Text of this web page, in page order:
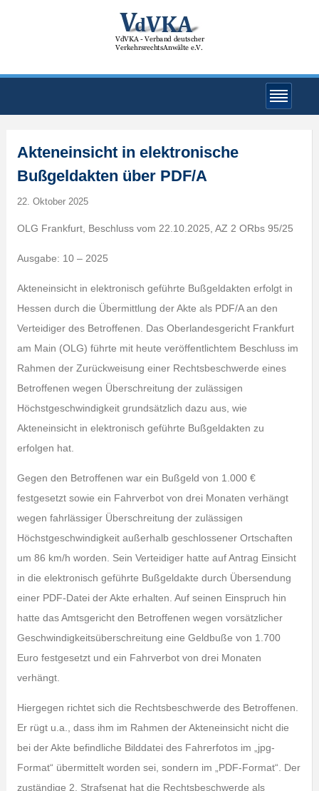
Akteneinsicht in elektronische
Bußgeldakten über PDF/A
22. Oktober 2025
OLG Frankfurt, Beschluss vom 22.10.2025, AZ 2 ORbs 95/25
Ausgabe: 10 – 2025
Akteneinsicht in elektronisch geführte Bußgeldakten erfolgt in
Hessen durch die Übermittlung der Akte als PDF/A an den
Verteidiger des Betroffenen. Das Oberlandesgericht Frankfurt
am Main (OLG) führte mit heute veröffentlichtem Beschluss im
Rahmen der Zurückweisung einer Rechtsbeschwerde eines
Betroffenen wegen Überschreitung der zulässigen
Höchstgeschwindigkeit grundsätzlich dazu aus, wie
Akteneinsicht in elektronisch geführte Bußgeldakten zu
erfolgen hat.
Gegen den Betroffenen war ein Bußgeld von 1.000 €
festgesetzt sowie ein Fahrverbot von drei Monaten verhängt
wegen fahrlässiger Überschreitung der zulässigen
Höchstgeschwindigkeit außerhalb geschlossener Ortschaften
um 86 km/h worden. Sein Verteidiger hatte auf Antrag Einsicht
in die elektronisch geführte Bußgeldakte durch Übersendung
einer PDF-Datei der Akte erhalten. Auf seinen Einspruch hin
hatte das Amtsgericht den Betroffenen wegen vorsätzlicher
Geschwindigkeitsüberschreitung eine Geldbuße von 1.700
Euro festgesetzt und ein Fahrverbot von drei Monaten
verhängt.
Hiergegen richtet sich die Rechtsbeschwerde des Betroffenen.
Er rügt u.a., dass ihm im Rahmen der Akteneinsicht nicht die
bei der Akte befindliche Bilddatei des Fahrerfotos im „jpg-
Format“ übermittelt worden sei, sondern im „PDF-Format“. Der
zuständige 2. Strafsenat hat die Rechtsbeschwerde als